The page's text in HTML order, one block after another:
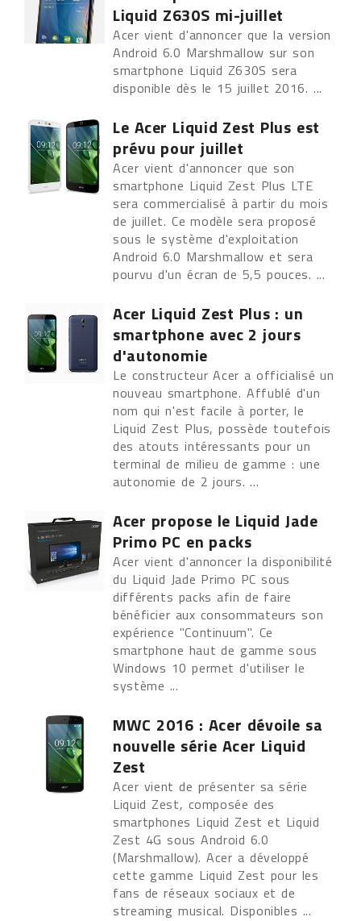
Liquid Z630S mi-juillet
Acer vient d'annoncer que la version
Android 6.0 Marshmallow sur son
smartphone Liquid Z630S sera
disponible dès le 15 juillet 2016. ...
Le Acer Liquid Zest Plus est
prévu pour juillet
Acer vient d'annoncer que son
smartphone Liquid Zest Plus LTE
sera commercialisé à partir du mois
de juillet. Ce modèle sera proposé
sous le système d'exploitation
Android 6.0 Marshmallow et sera
pourvu d'un écran de 5,5 pouces. ...
Acer Liquid Zest Plus : un
smartphone avec 2 jours
d'autonomie
Le constructeur Acer a officialisé un
nouveau smartphone. Affublé d'un
nom qui n'est facile à porter, le
Liquid Zest Plus, possède toutefois
des atouts intéressants pour un
terminal de milieu de gamme : une
autonomie de 2 jours. ...
Acer propose le Liquid Jade
Primo PC en packs
Acer vient d'annoncer la disponibilité
du Liquid Jade Primo PC sous
différents packs afin de faire
bénéficier aux consommateurs son
expérience "Continuum". Ce
smartphone haut de gamme sous
Windows 10 permet d'utiliser le
système ...
MWC 2016 : Acer dévoile sa
nouvelle série Acer Liquid
Zest
Acer vient de présenter sa série
Liquid Zest, composée des
smartphones Liquid Zest et Liquid
Zest 4G sous Android 6.0
(Marshmallow). Acer a développé
cette gamme Liquid Zest pour les
fans de réseaux sociaux et de
streaming musical. Disponibles ...